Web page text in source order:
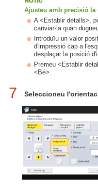
Ajusteu amb precisió
A <Establir detalls>,
canviar-la quan
Introduïu un valor
d'impressió cap a
desplaçar la posició
Premeu <Establir
<Bé>.
7 Seleccioneu